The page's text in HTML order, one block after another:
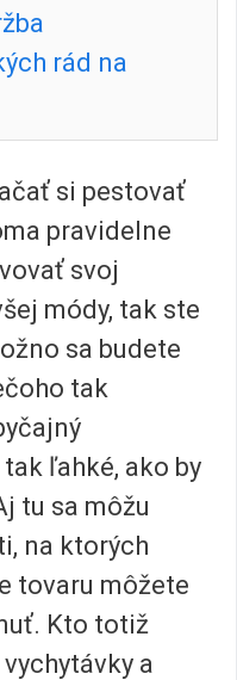
rád na
si pestovať
pravidelne
svoj
módy, tak ste
sa budete
tak
ľahké, ako by
tu sa môžu
na ktorých
tovaru môžete
Kto totiž
a